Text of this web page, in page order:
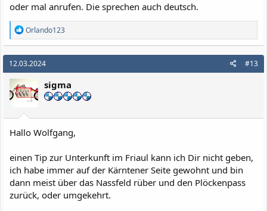
oder mal anrufen. Die sprechen auch deutsch.
R
e
a
k
t
i
o
n
n
Orlando123
12.03.2024 #13
sigma
Hallo Wolfgang,
einen Tip zur Unterkunft im Friaul kann ich Dir nicht geben,
ich habe immer auf der Kärntener Seite gewohnt und bin
dann meist über das Nassfeld rüber und den Plöckenpass
zurück, oder umgekehrt.